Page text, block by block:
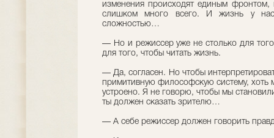
изменения происходят единым
слишком много всего. И жизнь у
сложностью…
— Но и режиссер уже не столько для
для того, чтобы читать жизнь.
— Да, согласен. Но чтобы
примитивную философскую систему, хоть
устроено. Я не говорю, чтобы мы
ты должен сказать зрителю…
— А себе режиссер должен говорить